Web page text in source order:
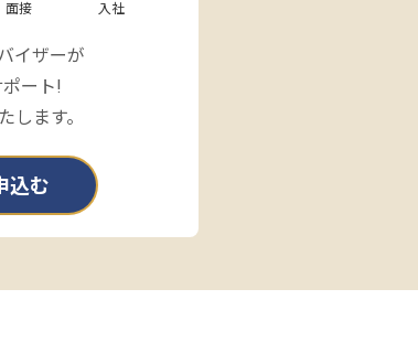
面接
入社
イザーが
ート!
します。
込む